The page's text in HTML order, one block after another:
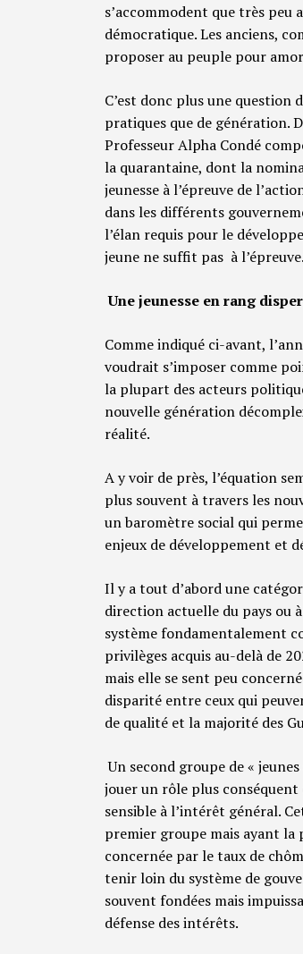
s’accommodent que très peu
démocratique. Les anciens,
proposer au peuple pour
C’est donc plus une question
pratiques que de génération.
Professeur Alpha Condé
la quarantaine, dont la
jeunesse à l’épreuve de
dans les différents
l’élan requis pour le
jeune ne suffit pas à l’épreuve.
Une jeunesse en rang
Comme indiqué ci-avant,
voudrait s’imposer comme
la plupart des acteurs
nouvelle génération
réalité.
A y voir de près, l’équation
plus souvent à travers les
un baromètre social qui
enjeux de développement et
Il y a tout d’abord une
direction actuelle du pays ou
système fondamentalement
privilèges acquis au-delà de
mais elle se sent peu
disparité entre ceux qui
de qualité et la majorité des
Un second groupe de «
jouer un rôle plus
sensible à l’intérêt général.
premier groupe mais ayant
concernée par le taux de
tenir loin du système de
souvent fondées mais
défense des intérêts.